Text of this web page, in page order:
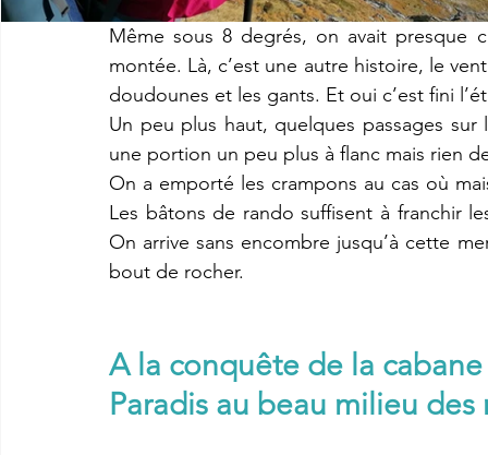
Même sous 8 degrés, on avait presque
montée. Là, c’est une autre histoire, le
doudounes et les gants. Et oui c’est fini
Un peu plus haut, quelques passages
une portion un peu plus à flanc mais rien
On a emporté les crampons au cas où
Les bâtons de rando suffisent à franchir
On arrive sans encombre jusqu’à cette
bout de rocher.
A la conquête de la
Paradis au beau milieu